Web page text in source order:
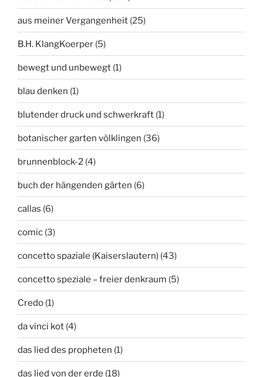
aus meiner Vergangenheit (25)
B.H. KlangKoerper (5)
bewegt und unbewegt (1)
blau denken (1)
blutender druck und schwerkraft (1)
botanischer garten völklingen (36)
brunnenblock-2 (4)
buch der hängenden gärten (6)
callas (6)
comic (3)
concetto spaziale (Kaiserslautern) (43)
concetto speziale – freier denkraum (5)
Credo (1)
da vinci kot (4)
das lied des propheten (1)
das lied von der erde (18)